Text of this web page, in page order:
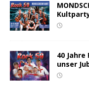
40 Jahre
unser